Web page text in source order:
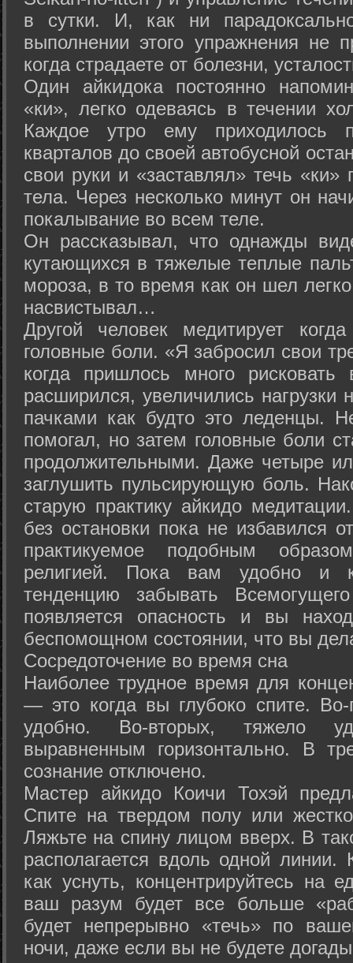
в сутки. И, как ни
выполнении этого упражнения не
когда страдаете от болезни,
Один айкидока постоянно
«ки», легко одеваясь в течении
Каждое утро ему приходилось
кварталов до своей автобусной
свои руки и «заставлял» течь «ки»
тела. Через несколько минут он
покалывание во всем теле.
Он рассказывал, что однажды
кутающихся в тяжелые теплые
мороза, в то время как он шел
насвистывал…
Другой человек медитирует
головные боли. «Я забросил свои
когда пришлось много
расширился, увеличились нагрузки
пачками как будто это леденцы.
помогал, но затем головные боли
продолжительными. Даже четыре
заглушить пульсирующую боль.
старую практику айкидо
без остановки пока не избавился
практикуемое подобным
религией. Пока вам удобно и
тенденцию забывать
появляется опасность и вы
беспомощном состоянии, что вы
Сосредоточение во время сна
Наиболее трудное время для
— это когда вы глубоко спите.
удобно. Во-вторых, тяжело
выравненным горизонтально. В
сознание отключено.
Мастер айкидо Коичи Тохэй
Спите на твердом полу или
Ляжьте на спину лицом вверх. В
располагается вдоль одной
как уснуть, концентрируйтесь на
ваш разум будет все больше
будет непрерывно «течь» по
ночи, даже если вы не будете